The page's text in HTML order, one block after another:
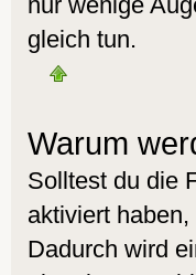
gleich tun.
Warum
Solltest du die
aktiviert
Dadurch wird